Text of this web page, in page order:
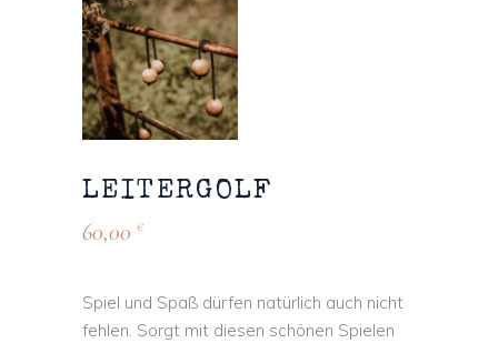
LEITERGOLF
60,00 €
Spiel und Spaß dürfen natürlich auch nicht
fehlen. Sorgt mit diesen schönen Spielen